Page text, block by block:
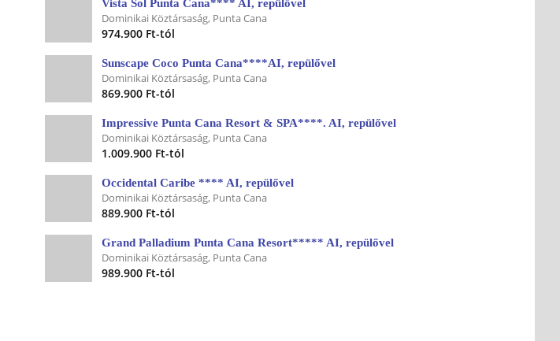
Vista Sol Punta Cana**** AI, repülővel
Dominikai Köztársaság, Punta Cana
974.900 Ft-tól
Sunscape Coco Punta Cana****AI, repülővel
Dominikai Köztársaság, Punta Cana
869.900 Ft-tól
Impressive Punta Cana Resort & SPA****. AI, repülővel
Dominikai Köztársaság, Punta Cana
1.009.900 Ft-tól
Occidental Caribe **** AI, repülővel
Dominikai Köztársaság, Punta Cana
889.900 Ft-tól
Grand Palladium Punta Cana Resort***** AI, repülővel
Dominikai Köztársaság, Punta Cana
989.900 Ft-tól